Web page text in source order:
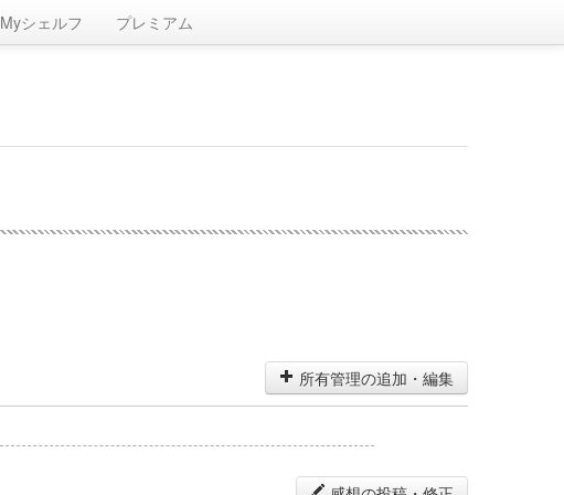
Myシェルフ プレミアム
所有管理の追加・編集